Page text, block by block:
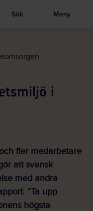
Visa sökruta
Sök Meny
i
fler medarbetare
att svensk
med andra
”Ta upp
högsta